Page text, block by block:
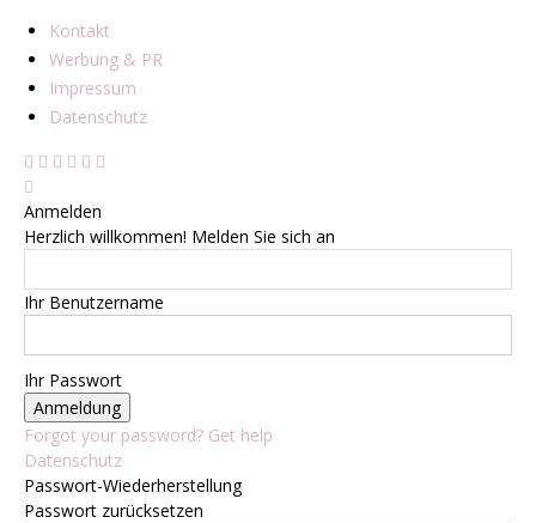
Kontakt
Werbung & PR
Impressum
Datenschutz
Anmelden
Herzlich willkommen! Melden Sie sich an
Ihr Benutzername
Ihr Passwort
Forgot your password? Get help
Datenschutz
Passwort-Wiederherstellung
Passwort zurücksetzen